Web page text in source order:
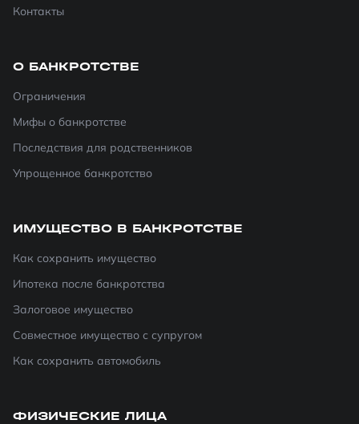
Контакты
О БАНКРОТСТВЕ
Ограничения
Мифы о банкротстве
Последствия для родственников
Упрощенное банкротство
ИМУЩЕСТВО В БАНКРОТСТВЕ
Как сохранить имущество
Ипотека после банкротства
Залоговое имущество
Совместное имущество с супругом
Как сохранить автомобиль
ФИЗИЧЕСКИЕ ЛИЦА